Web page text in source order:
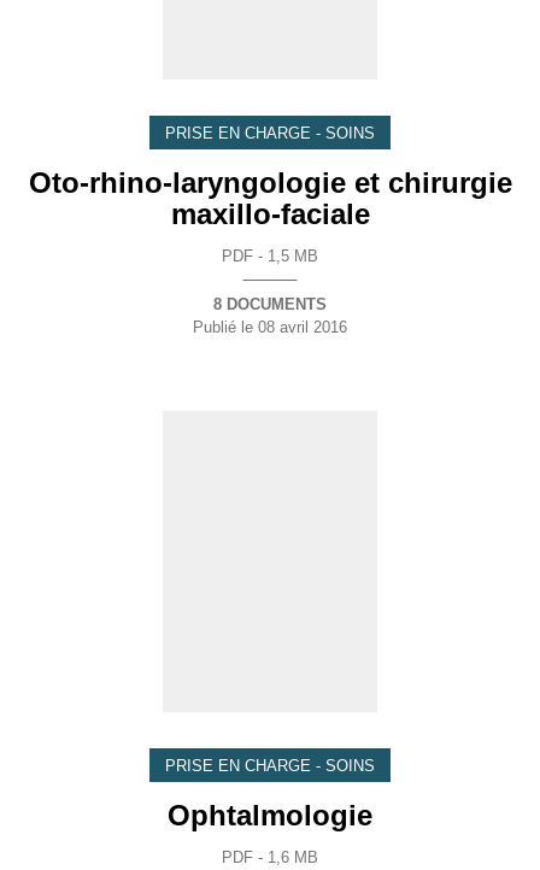
PRISE EN CHARGE - SOINS
Oto-rhino-laryngologie et chirurgie
maxillo-faciale
PDF - 1,5 MB
8 DOCUMENTS
Publié le 08 avril 2016
PRISE EN CHARGE - SOINS
Ophtalmologie
PDF - 1,6 MB